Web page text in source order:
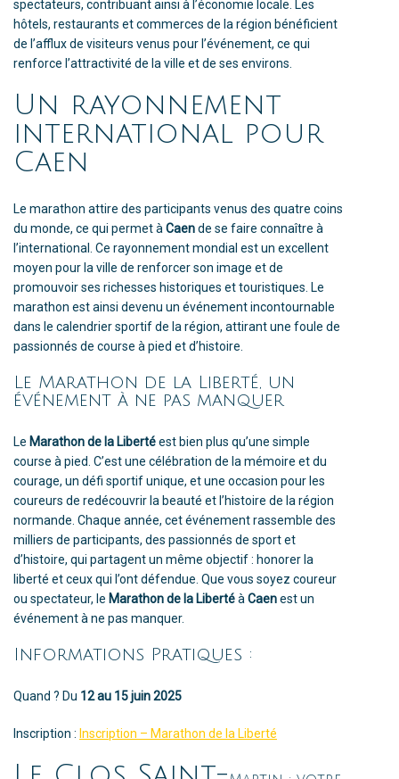
spectateurs, contribuant ainsi à l’économie locale. Les
hôtels, restaurants et commerces de la région bénéficient
de l’afflux de visiteurs venus pour l’événement, ce qui
renforce l’attractivité de la ville et de ses environs.
Un rayonnement
international pour
Caen
Le marathon attire des participants venus des quatre coins
du monde, ce qui permet à Caende se faire connaître à
l’international. Ce rayonnement mondial est un excellent
moyen pour la ville de renforcer son image et de
promouvoir ses richesses historiques et touristiques. Le
marathon est ainsi devenu un événement incontournable
dans le calendrier sportif de la région, attirant une foule de
passionnés de course à pied et d’histoire.
Le Marathon de la Liberté, un
événement à ne pas manquer
Le Marathon de la Libertéest bien plus qu’une simple
course à pied. C’est une célébration de la mémoire et du
courage, un défi sportif unique, et une occasion pour les
coureurs de redécouvrir la beauté et l’histoire de la région
normande. Chaque année, cet événement rassemble des
milliers de participants, des passionnés de sport et
d’histoire, qui partagent un même objectif : honorer la
liberté et ceux qui l’ont défendue. Que vous soyez coureur
ou spectateur, le Marathon de la Libertéà Caenest un
événement à ne pas manquer.
Informations Pratiques :
Quand ? Du 12 au 15 juin 2025
Inscription : Inscription – Marathon de la Liberté